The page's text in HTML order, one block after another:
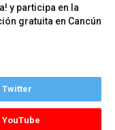
y participa en la
gratuita en Cancún
Twitter
YouTube